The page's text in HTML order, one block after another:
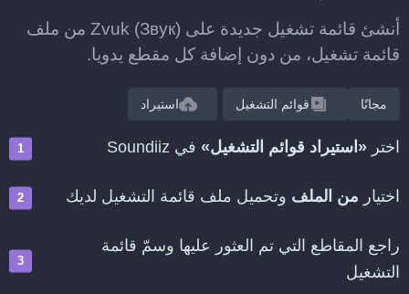
أنشئ قائمة تشغيل جديدة على Zvuk (Звук) من ملف
قائمة تشغيل، من دون إضافة كل مقطع يدويا.
مجانًا قوائم التشغيل استيراد
اختر «استيراد قوائم التشغيل» في Soundiiz
اختيار من الملف وتحميل ملف قائمة التشغيل لديك
راجع المقاطع التي تم العثور عليها وسمّ قائمة
التشغيل